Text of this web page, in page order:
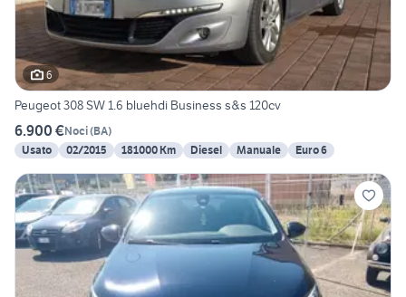
6
Peugeot 308 SW 1.6 bluehdi Business s&s 120cv
6.900 €Noci(BA)
Usato
02/2015 181000 Km Diesel Manuale Euro 6